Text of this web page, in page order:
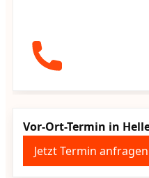
Vor-Ort-Termin in
Jetzt Termin anfragen